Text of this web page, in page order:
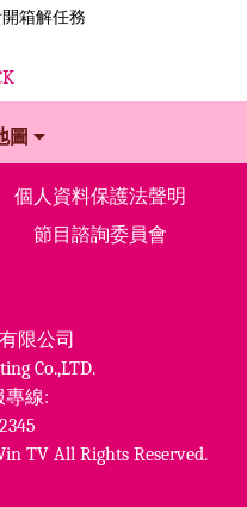
箱解任務
圖
個人資料保護法聲明
節目諮詢委員會
限公司
Co.,LTD.
專線:
TV All Rights Reserved.